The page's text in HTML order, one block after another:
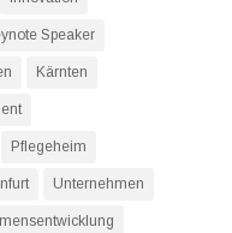
Speaker
Kärnten
Pflegeheim
Unternehmen